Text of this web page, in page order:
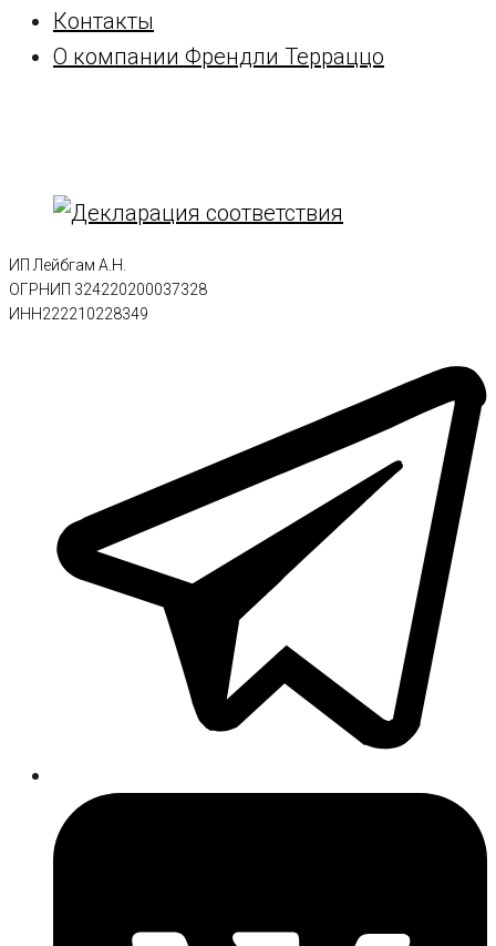
Контакты
О компании Френдли Терраццо
ИП Лейбгам А.Н.
ОГРНИП 324220200037328
ИНН222210228349